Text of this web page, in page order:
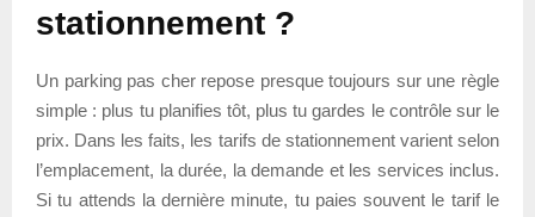
stationnement ?
Un parking pas cher repose presque toujours sur une règle
simple : plus tu planifies tôt, plus tu gardes le contrôle sur le
prix. Dans les faits, les tarifs de stationnement varient selon
l’emplacement, la durée, la demande et les services inclus.
Si tu attends la dernière minute, tu paies souvent le tarif le